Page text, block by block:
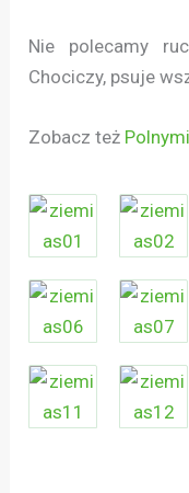
Nie polecamy
Chociczy, psuje
Zobacz też